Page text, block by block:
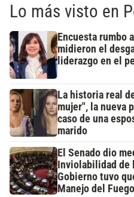
Lo más visto en
Encuesta rumbo
midieron el
liderazgo en el
La historia real
mujer", la nueva
caso de una
marido
El Senado dio
Inviolabilidad de
Gobierno tuvo
Manejo del Fuego